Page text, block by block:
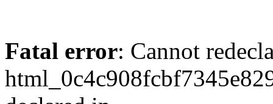
Fatal error: Cannot